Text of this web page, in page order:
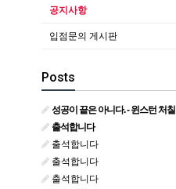
공지사항
입점문의 게시판
Posts
성공이 끝은 아니다. - 윈스턴 처칠
출석합니다
출석합니다
출석합니다
출석합니다